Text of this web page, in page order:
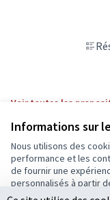
Informations sur
Nous utilisons des
performance et les
de fournir une
personnalisés à partir
Voir toutes les
Conditions d'utilisation
Paramètres des
Ecrivons Angers sur X
(Lien externe)
Ecrivons Angers
(Lien externe)